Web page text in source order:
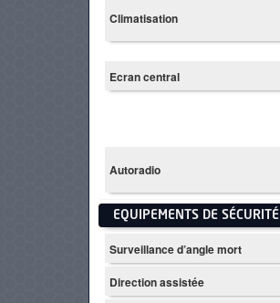
Climatisation
Ecran central
Autoradio
EQUIPEMENTS DE SÉCURITÉ
Surveillance d’angle mort
Direction assistée